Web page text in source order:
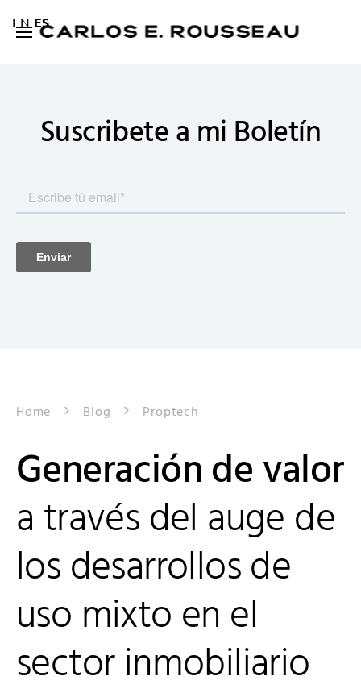
Suscribete a mi Boletín
Home Blog Proptech
Generación de valor
a través del auge de
los desarrollos de
uso mixto en el
sector inmobiliario
EN ES